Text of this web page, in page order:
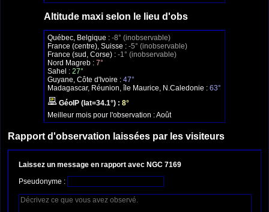
Altitude maxi selon le lieu d'obs
Québec, Belgique : -8° (inobservable)
France (centre), Suisse : -5° (inobservable)
France (sud, Corse) : -1° (inobservable)
Nord Magreb : 7°
Sahel : 27°
Guyane, Côte d'Ivoire : 47°
Madagascar, Réunion, île Maurice, N.Caledonie : 63°
GéoIP (lat=34.1°) : 8°
Meilleur mois pour l'observation :Août
Rapport d'observation laissées par les visiteurs
Laissez un message en rapport avec NGC 7169
Pseudonyme :